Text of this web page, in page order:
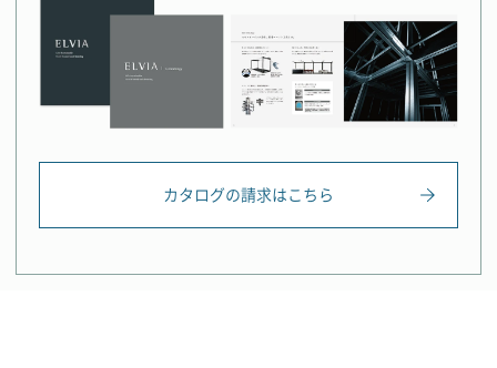
カタログの請求はこちら